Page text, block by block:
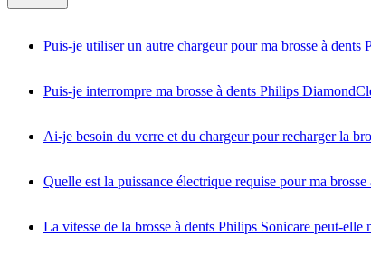
Puis-je utiliser un autre chargeur pour ma brosse à
Puis-je interrompre ma brosse à dents Philips
Ai-je besoin du verre et du chargeur pour recharger la
Quelle est la puissance électrique requise pour ma
La vitesse de la brosse à dents Philips Sonicare peut-elle